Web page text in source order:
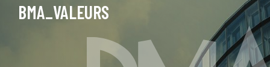
BMA_VALEURS